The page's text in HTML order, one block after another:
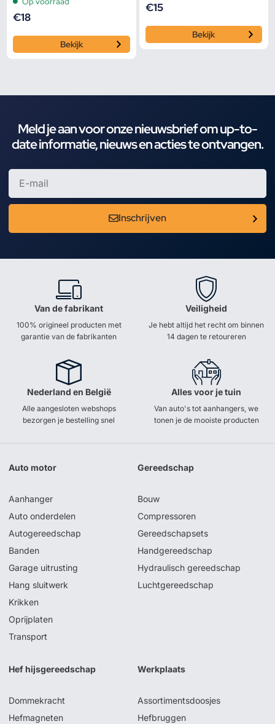
€18
Bekijk
€15
Bekijk
Meld je aan voor onze nieuwsbrief om up-to-
date informatie, nieuws en acties te ontvangen.
Inschrijven
Van de fabrikant
100% origineel producten met
garantie van de fabrikanten
Veiligheid
Je hebt altijd het recht om binnen
14 dagen te retoureren
Nederland en België
Alle aangesloten webshops
bezorgen je bestelling snel
Alles voor je tuin
Van auto's tot aanhangers, we
tonen je de mooiste producten
Auto motor
Aanhanger
Auto onderdelen
Autogereedschap
Banden
Garage uitrusting
Hang sluitwerk
Krikken
Oprijplaten
Transport
Gereedschap
Bouw
Compressoren
Gereedschapsets
Handgereedschap
Hydraulisch gereedschap
Luchtgereedschap
Hef hijsgereedschap
Dommekracht
Hefmagneten
Werkplaats
Assortimentsdoosjes
Hefbruggen